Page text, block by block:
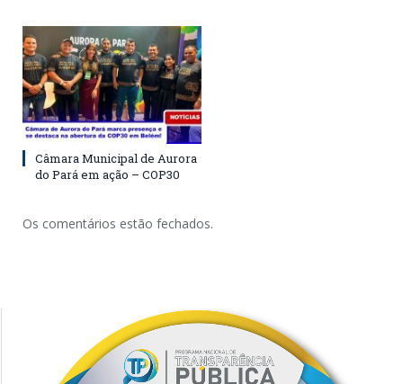
Câmara Municipal de Aurora
do Pará em ação – COP30
Os comentários estão fechados.